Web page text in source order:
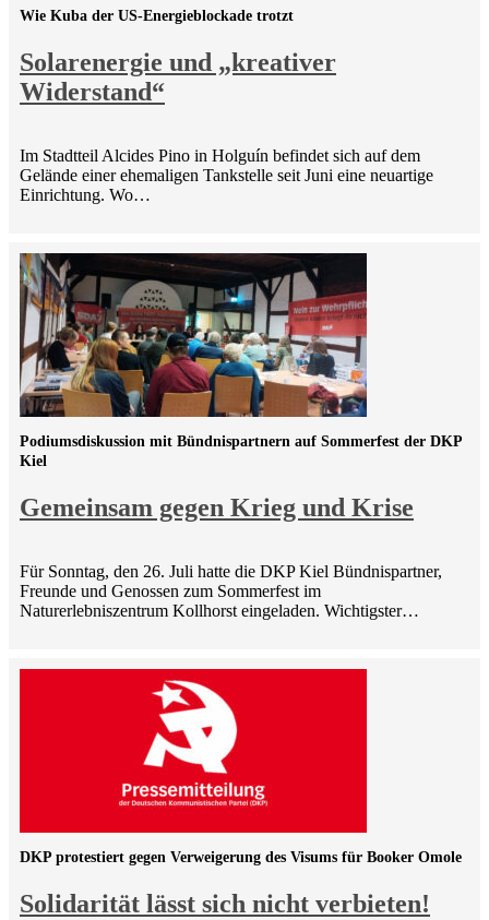
Solarenergie und „kreativer
Widerstand“
Wie Kuba der US-Energieblockade trotzt
Im Stadtteil Alcides Pino in Holguín befindet sich auf dem
Gelände einer ehemaligen Tankstelle seit Juni eine neuartige
Einrichtung. Wo…
Gemeinsam gegen Krieg und Krise
Podiumsdiskussion mit Bündnispartnern auf Sommerfest der DKP
Kiel
Für Sonntag, den 26. Juli hatte die DKP Kiel Bündnispartner,
Freunde und Genossen zum Sommerfest im
Naturerlebniszentrum Kollhorst eingeladen. Wichtigster…
Solidarität lässt sich nicht verbieten!
DKP protestiert gegen Verweigerung des Visums für Booker Omole